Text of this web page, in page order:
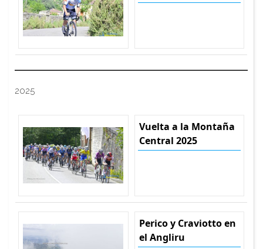
2025
Vuelta a la Montaña
Central 2025
Perico y Craviotto en
el Angliru